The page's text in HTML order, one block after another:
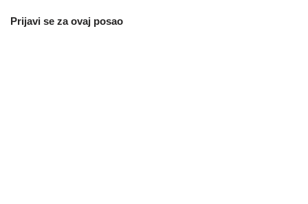
Prijavi se za ovaj posao